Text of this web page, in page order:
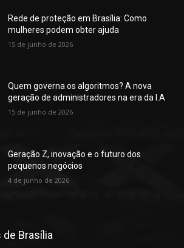
Rede de proteção em Brasília: Como
mulheres podem obter ajuda
15 de junho de 2026
Quem governa os algoritmos? A nova
geração de administradores na era da I.A
15 de junho de 2026
Geração Z, inovação e o futuro dos
pequenos negócios
4 de junho de 2026
Brasília